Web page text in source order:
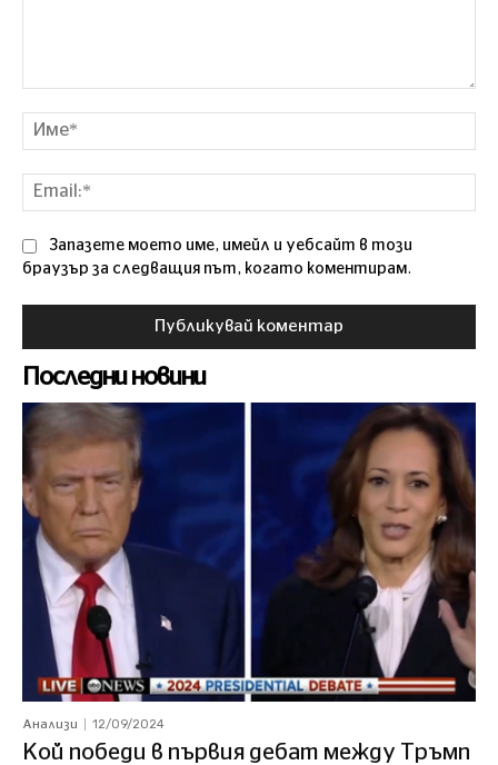
Запазете моето име, имейл и уебсайт в този
браузър за следващия път, когато коментирам.
Последни новини
Анализи 12/09/2024
Кой победи в първия дебат между Тръмп